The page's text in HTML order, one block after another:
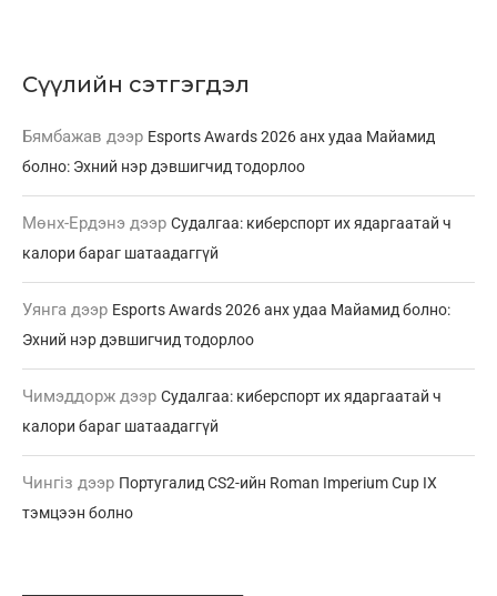
Сүүлийн сэтгэгдэл
Бямбажав дээр Esports Awards 2026 анх удаа Майамид
болно: Эхний нэр дэвшигчид тодорлоо
Мөнх-Ердэнэ дээр Судалгаа: киберспорт их ядаргаатай ч
калори бараг шатаадаггүй
Уянга дээр Esports Awards 2026 анх удаа Майамид болно:
Эхний нэр дэвшигчид тодорлоо
Чимэддорж дээр Судалгаа: киберспорт их ядаргаатай ч
калори бараг шатаадаггүй
Чингіз дээр Португалид CS2-ийн Roman Imperium Cup IX
тэмцээн болно